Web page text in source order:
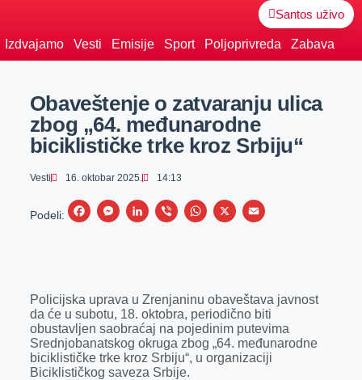
Santos uživo
Izdvajamo Vesti Emisije Sport Poljoprivreda Zabava
Obaveštenje o zatvaranju ulica
zbog „64. međunarodne
biciklističke trke kroz Srbiju“
Vesti 16. oktobar 2025. 14:13
Podeli:
F
b
o
o
k
M
e
n
g
e
L
e
d
I
n
V
r
W
s
A
p
X
E
l
Policijska uprava u Zrenjaninu obaveštava javnost
da će u subotu, 18. oktobra, periodično biti
obustavljen saobraćaj na pojedinim putevima
Srednjobanatskog okruga zbog „64. međunarodne
biciklističke trke kroz Srbiju“, u organizaciji
Biciklističkog saveza Srbije.